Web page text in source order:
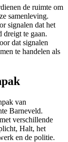
de ruimte om
samenleving.
signalen dat het
dreigt te gaan.
dat signalen
te handelen als
van
Barneveld.
verschillende
Halt, het
en de politie.